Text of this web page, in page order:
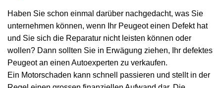
Haben Sie schon einmal darüber nachgedacht, was Sie
unternehmen können, wenn Ihr Peugeot einen Defekt hat
und Sie sich die Reparatur nicht leisten können oder
wollen? Dann sollten Sie in Erwägung ziehen, Ihr defektes
Peugeot an einen Autoexperten zu verkaufen.
Ein Motorschaden kann schnell passieren und stellt in der